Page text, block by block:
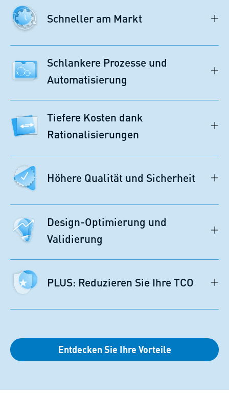
Schneller am Markt
Schlankere Prozesse und
Automatisierung
Tiefere Kosten dank
Rationalisierungen
Höhere Qualität und Sicherheit
Design-Optimierung und
Validierung
PLUS: Reduzieren Sie Ihre TCO
Entdecken Sie Ihre Vorteile